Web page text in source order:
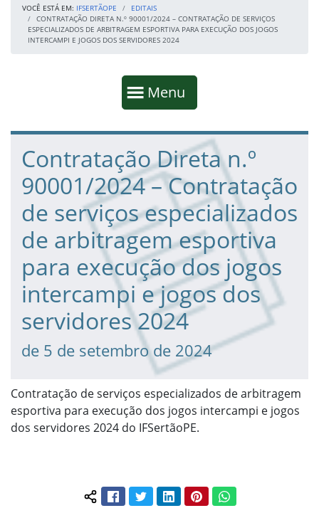
VOCÊ ESTÁ EM: IFSERTÃOPE
EDITAIS
CONTRATAÇÃO DIRETA N.º 90001/2024 – CONTRATAÇÃO DE SERVIÇOS
ESPECIALIZADOS DE ARBITRAGEM ESPORTIVA PARA EXECUÇÃO DOS JOGOS
INTERCAMPI E JOGOS DOS SERVIDORES 2024
Mostrar
Menu
Fim da navegação
Início do conteúdo
Contratação Direta n.º
90001/2024 – Contratação
de serviços especializados
de arbitragem esportiva
para execução dos jogos
intercampi e jogos dos
servidores 2024
de 5 de setembro de 2024
Contratação de serviços especializados de arbitragem
esportiva para execução dos jogos intercampi e jogos
dos servidores 2024 do IFSertãoPE.
Compartilhar conteúdo:
FacebookTwitterLinkedInPinterestWhatsApp